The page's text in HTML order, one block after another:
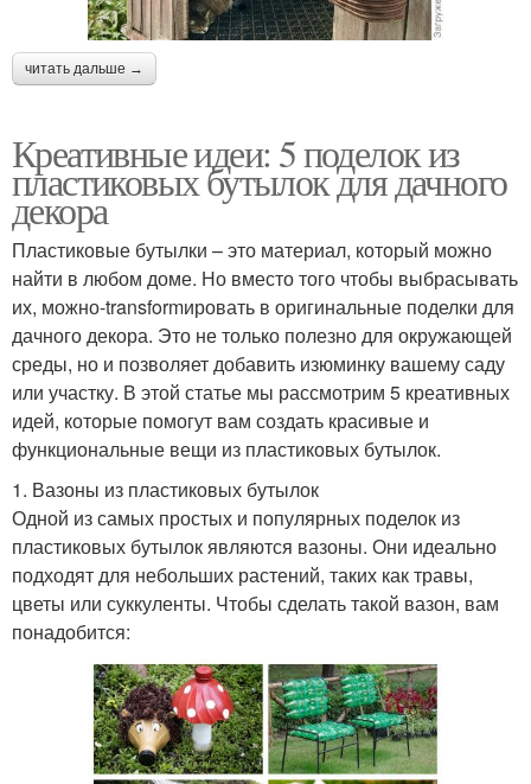
читать дальше →
Креативные идеи: 5 поделок из
пластиковых бутылок для дачного
декора
Пластиковые бутылки – это материал, который можно
найти в любом доме. Но вместо того чтобы выбрасывать
их, можно-transformировать в оригинальные поделки для
дачного декора. Это не только полезно для окружающей
среды, но и позволяет добавить изюминку вашему саду
или участку. В этой статье мы рассмотрим 5 креативных
идей, которые помогут вам создать красивые и
функциональные вещи из пластиковых бутылок.
1. Вазоны из пластиковых бутылок
Одной из самых простых и популярных поделок из
пластиковых бутылок являются вазоны. Они идеально
подходят для небольших растений, таких как травы,
цветы или суккуленты. Чтобы сделать такой вазон, вам
понадобится: